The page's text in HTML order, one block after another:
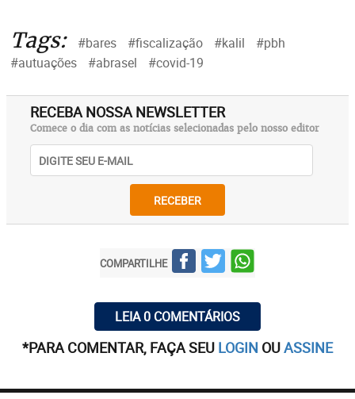
Tags: #bares #fiscalização #kalil
#pbh
#autuações
#abrasel #covid-19
RECEBA NOSSA NEWSLETTER
Comece o dia com as notícias selecionadas pelo nosso editor
RECEBER
COMPARTILHE
LEIA 0 COMENTÁRIOS
*PARA COMENTAR, FAÇA SEU LOGIN OUASSINE